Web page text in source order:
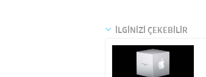
İLGİNİZİ ÇEKEBİLİR